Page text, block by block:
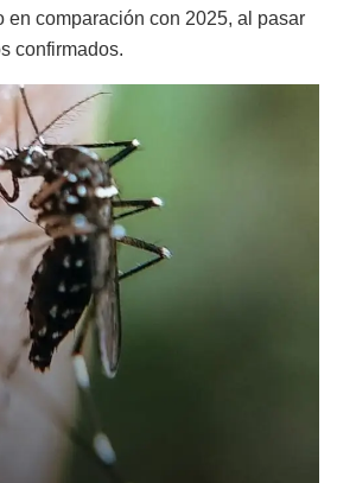
en comparación con 2025, al pasar
confirmados.